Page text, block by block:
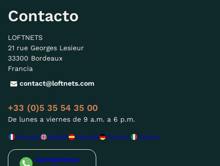
Contacto
LOFTNETS
21 rue Georges Lesieur
33300 Bordeaux
Francia
contact@loftnets.com
+33 (0)5 35 54 35 00
De lunes a viernes de 9 a.m. a 6 p.m.
Français English Español Deutsch Italiano
Contáctenos